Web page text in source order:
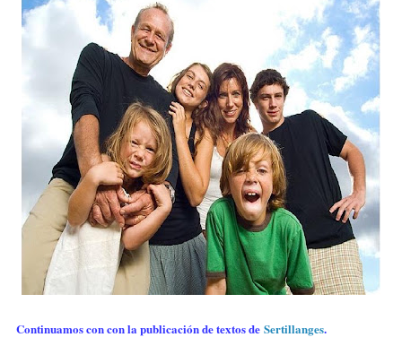
Continuamos con con la publicación de textos de Sertillanges.